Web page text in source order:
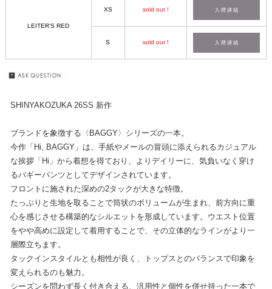
LEITER'S RED
XS sold out !
S sold out !
SHINYAKOZUKA 26SS 新作
ブランドを象徴する〈BAGGY〉シリーズの一本。
今作「Hi, BAGGY」は、手紙やメールの冒頭に添えられるカジュアル
な挨拶「Hi」から着想を得ており、よりデイリーに、気負いなく穿け
るバギーパンツとしてデザインされています。
フロントに施された深めの2タックが大きな特徴。
たっぷりと生地を取ることで筒状のボリュームが生まれ、前方向に重
心を感じさせる構築的なシルエットを形成しています。ウエスト位置
をやや高めに設定して着用することで、その立体的なラインがより一
層際立ちます。
タックインスタイルとも相性が良く、トップスとのバランスで印象を
変えられるのも魅力。
シーズンを問わず長く付き合える、汎用性と個性を併せ持った一本で